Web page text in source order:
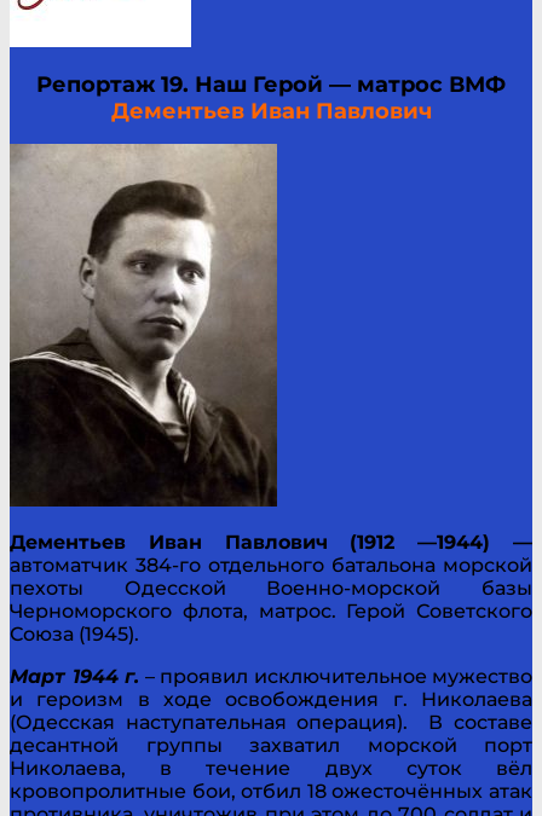
Репортаж 19. Наш Герой — матрос ВМФ
Дементьев Иван Павлович
Дементьев Иван Павлович (1912 —1944) —
автоматчик 384-го отдельного батальона морской
пехоты Одесской Военно-морской базы
Черноморского флота, матрос. Герой Советского
Союза (1945).
Март 1944 г. – проявил исключительное мужество
и героизм в ходе освобождения г. Николаева
(Одесская наступательная операция). В составе
десантной группы захватил морской порт
Николаева, в течение двух суток вёл
кровопролитные бои, отбил 18 ожесточённых атак